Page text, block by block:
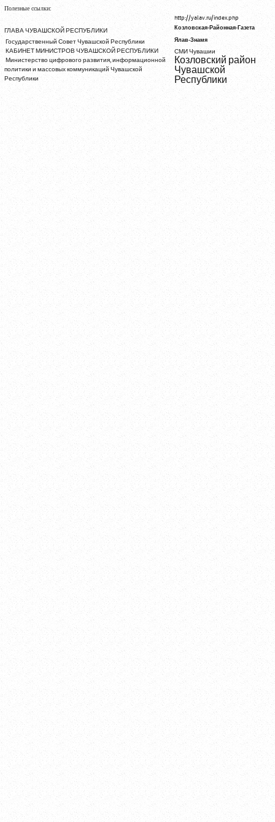
Полезные ссылки:
ГЛАВА ЧУВАШСКОЙ РЕСПУБЛИКИ
Государственный Совет Чувашской Республики
КАБИНЕТ МИНИСТРОВ ЧУВАШСКОЙ РЕСПУБЛИКИ
Министерство цифрового развития, информационной
политики и массовых коммуникаций Чувашской
Республики
http://yalav.ru/index.php
Козловская-Районная-Газета
Ялав-Знамя
СМИ Чувашии
Козловский район
Чувашской
Республики